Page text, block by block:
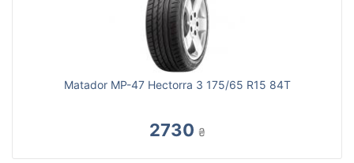
Matador MP-47 Hectorra 3 175/65 R15 84T
2730 ₴